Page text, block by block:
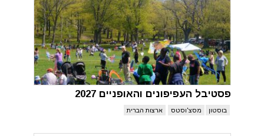
פסטיבל העפיפונים והאופניים 2027
בוסטון מסצ'וסטס ארצות הברית